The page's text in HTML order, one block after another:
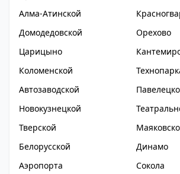
Алма-Атинской
Домодедовской
Орехово
Царицыно
Коломенской
Автозаводской
Новокузнецкой
Тверской
Белорусской
Динамо
Аэропорта
Сокола